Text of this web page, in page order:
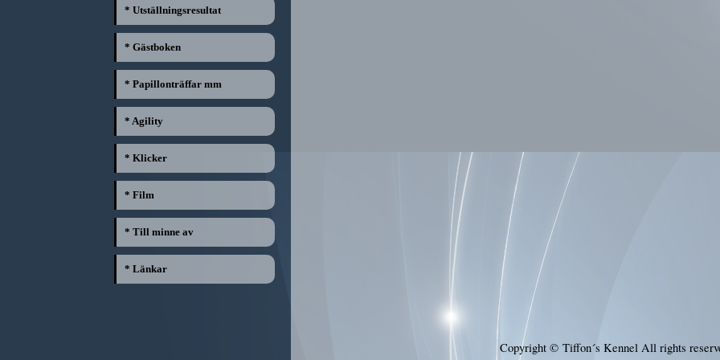
* Utställningsresultat
* Gästboken
* Papillonträffar mm
* Agility
* Klicker
* Film
* Till minne av
* Länkar
Copyright © Tiffon´s Kennel All rights